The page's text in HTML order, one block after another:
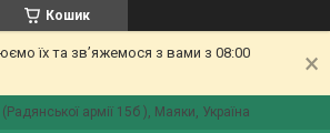
Кошик
їх та зв’яжемося з вами з 08:00
армії 15б ), Маяки, Україна